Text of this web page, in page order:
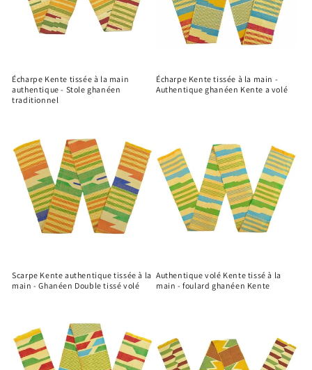
Écharpe Kente tissée à la main
authentique - Stole ghanéen
traditionnel
Écharpe Kente tissée à la main -
Authentique ghanéen Kente a volé
Scarpe Kente authentique tissée à la
main - Ghanéen Double tissé volé
Authentique volé Kente tissé à la
main - foulard ghanéen Kente